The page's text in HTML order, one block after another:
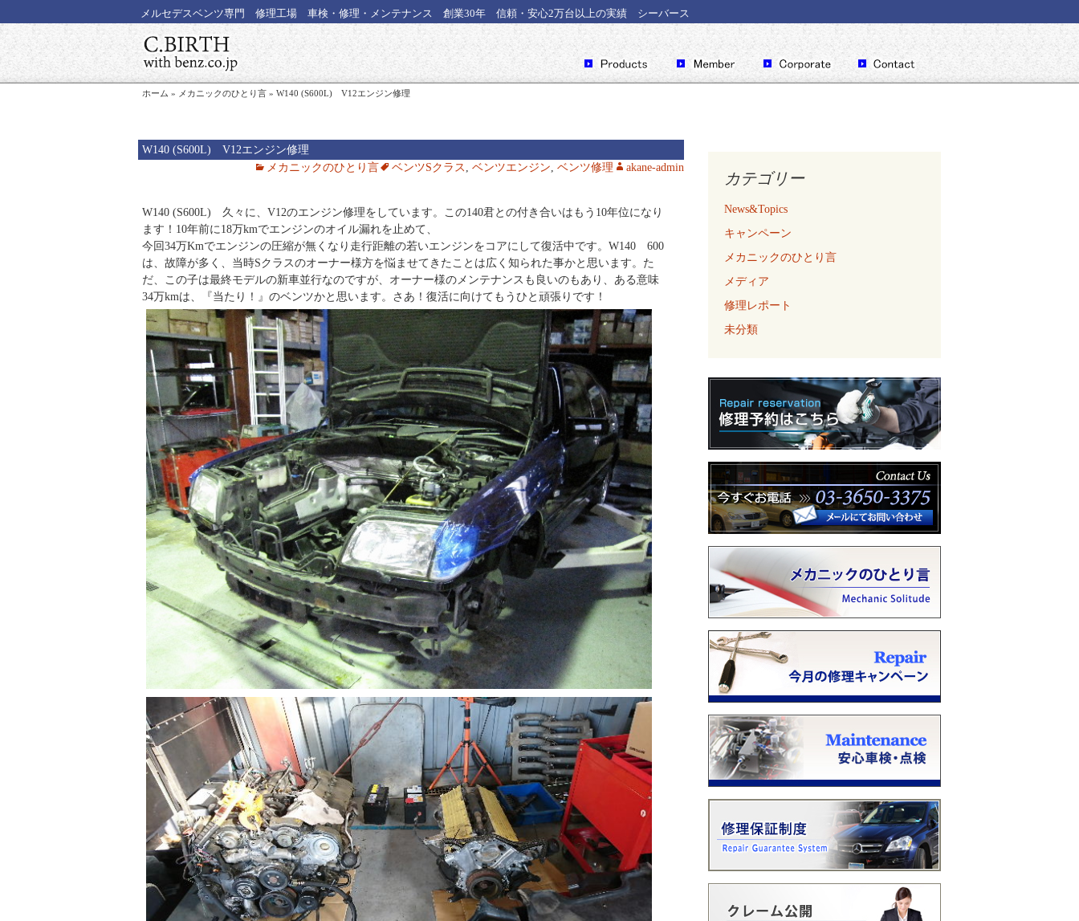
メルセデスベンツ専門 修理工場 車検・修理・メンテナンス 創業30年 信頼・安心2万台以上の実績 シーバース
ホーム » メカニックのひとり言 » W140 (S600L) V12エンジン修理
W140 (S600L) V12エンジン修理
メカニックのひとり言
ベンツSクラス , ベンツエンジン, ベンツ修理 akane-admin
W140 (S600L) 久々に、V12のエンジン修理をしています。この140君との付き合いはもう10年位になり
ます！10年前に18万kmでエンジンのオイル漏れを止めて、
今回34万Kmでエンジンの圧縮が無くなり走行距離の若いエンジンをコアにして復活中です。W140 600
は、故障が多く、当時Sクラスのオーナー様方を悩ませてきたことは広く知られた事かと思います。た
だ、この子は最終モデルの新車並行なのですが、オーナー様のメンテナンスも良いのもあり、ある意味
34万kmは、『当たり！』のベンツかと思います。さあ！復活に向けてもうひと頑張りです！
カテゴリー
News&Topics
キャンペーン
メカニックのひとり言
メディア
修理レポート
未分類